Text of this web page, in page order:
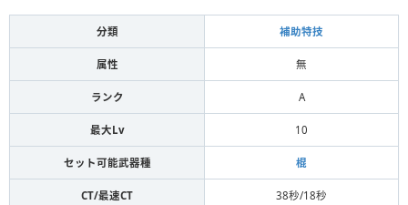
分類 補助特技
属性 無
ランク A
最大Lv 10
セット可能武器種 棍
CT/最速CT 38秒/18秒